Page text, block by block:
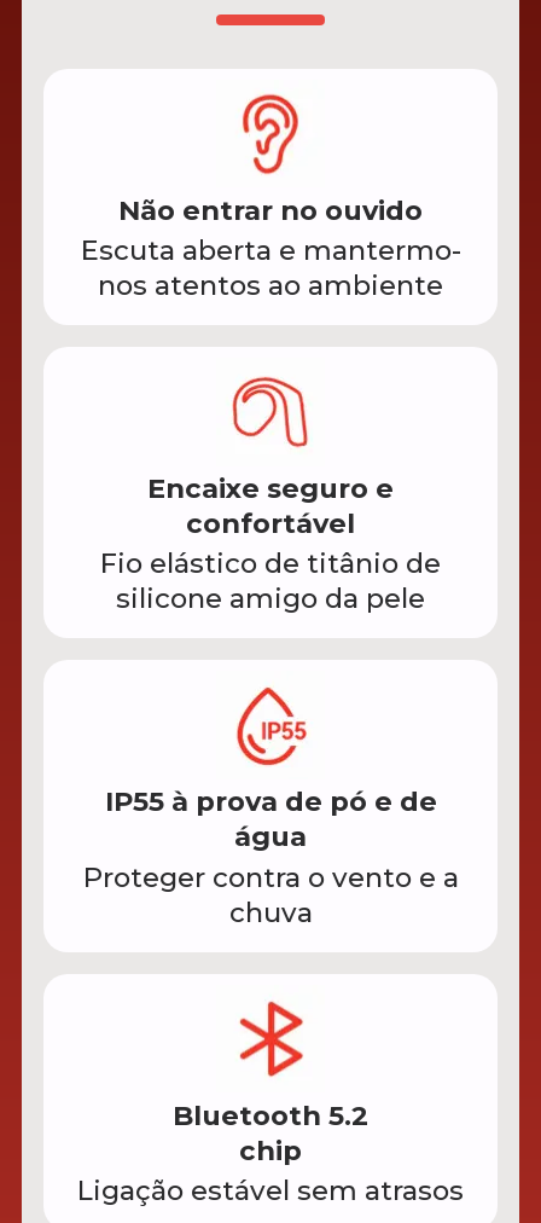
Não entrar no ouvido
Escuta aberta e mantermo-
nos atentos ao ambiente
Encaixe seguro e
confortável
Fio elástico de titânio de
silicone amigo da pele
IP55 à prova de pó e de
água
Proteger contra o vento e a
chuva
Bluetooth 5.2
chip
Ligação estável sem atrasos